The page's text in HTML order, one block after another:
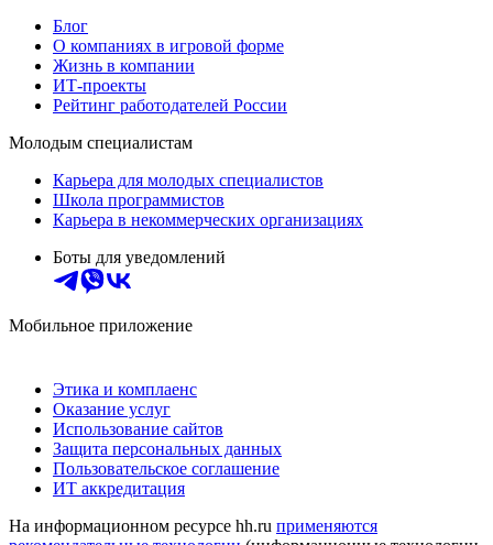
Блог
О компаниях в игровой форме
Жизнь в компании
ИТ-проекты
Рейтинг работодателей России
Молодым специалистам
Карьера для молодых специалистов
Школа программистов
Карьера в некоммерческих организациях
Боты для уведомлений
Мобильное приложение
Этика и комплаенс
Оказание услуг
Использование сайтов
Защита персональных данных
Пользовательское соглашение
ИТ аккредитация
На информационном ресурсе hh.ru применяются